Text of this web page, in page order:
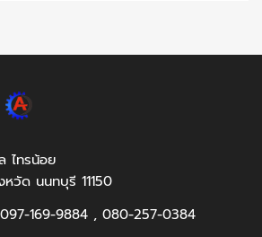
ไทรน้อย
หวัด นนทบุรี 11150
169-9884 , 080-257-0384